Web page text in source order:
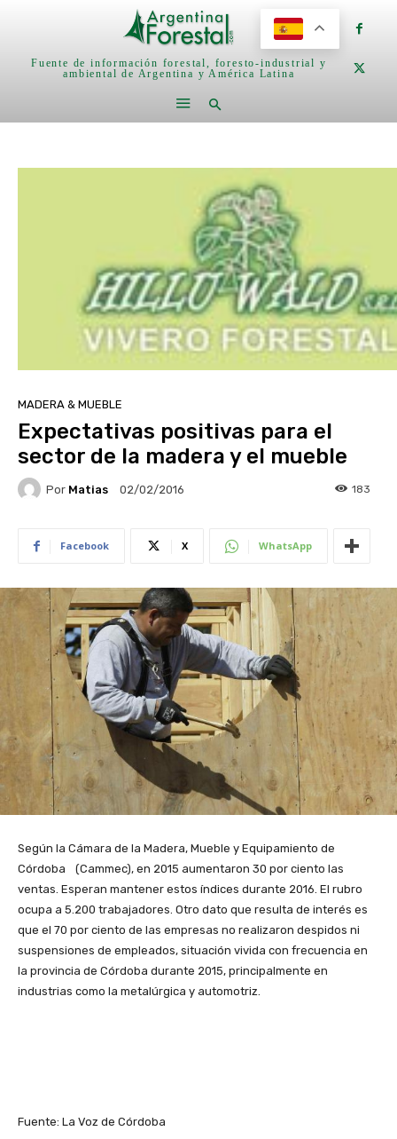
Fuente de información forestal, foresto-industrial y
ambiental de Argentina y América Latina
MADERA & MUEBLE
Expectativas positivas para el
sector de la madera y el mueble
Por Matias 02/02/2016 183
Facebook X WhatsApp
Según la Cámara de la Madera, Mueble y Equipamiento de
Córdoba (Cammec), en 2015 aumentaron 30 por ciento las
ventas. Esperan mantener estos índices durante 2016. El rubro
ocupa a 5.200 trabajadores. Otro dato que resulta de interés es
que el 70 por ciento de las empresas no realizaron despidos ni
suspensiones de empleados, situación vivida con frecuencia en
la provincia de Córdoba durante 2015, principalmente en
industrias como la metalúrgica y automotriz.
Fuente: La Voz de Córdoba